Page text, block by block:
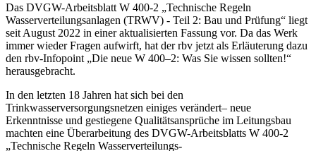
Das DVGW-Arbeitsblatt W 400-2 „Technische Regeln
Wasserverteilungsanlagen (TRWV) - Teil 2: Bau und Prüfung“ liegt
seit August 2022 in einer aktualisierten Fassung vor. Da das Werk
immer wieder Fragen aufwirft, hat der rbv jetzt als Erläuterung dazu
den rbv-Infopoint „Die neue W 400–2: Was Sie wissen sollten!“
herausgebracht.
In den letzten 18 Jahren hat sich bei den
Trinkwasserversorgungsnetzen einiges verändert– neue
Erkenntnisse und gestiegene Qualitätsansprüche im Leitungsbau
machten eine Überarbeitung des DVGW-Arbeitsblatts W 400-2
„Technische Regeln Wasserverteilungs-